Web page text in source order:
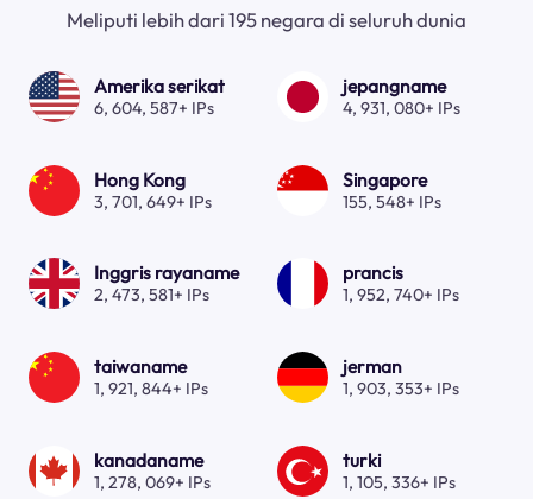
Meliputi lebih dari 195 negara di seluruh dunia
Amerika serikat
6, 604, 587+ IPs
jepangname
4, 931, 080+ IPs
Hong Kong
3, 701, 649+ IPs
Singapore
155, 548+ IPs
Inggris rayaname
2, 473, 581+ IPs
prancis
1, 952, 740+ IPs
taiwaname
1, 921, 844+ IPs
jerman
1, 903, 353+ IPs
kanadaname
1, 278, 069+ IPs
turki
1, 105, 336+ IPs